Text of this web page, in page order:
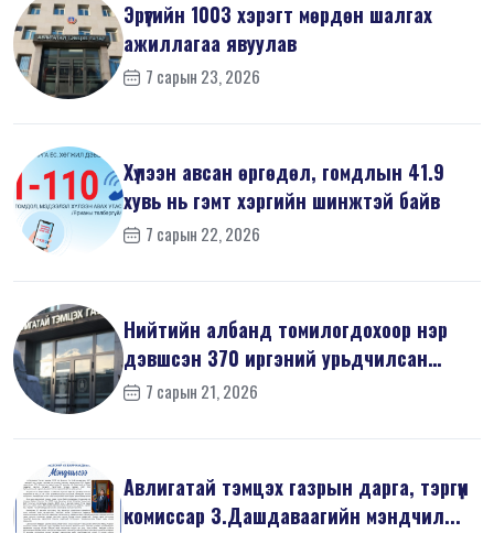
Эрүүгийн 1003 хэрэгт мөрдөн шалгах
ажиллагаа явуулав
7 сарын 23, 2026
Хүлээн авсан өргөдөл, гомдлын 41.9
хувь нь гэмт хэргийн шинжтэй байв
7 сарын 22, 2026
Нийтийн албанд томилогдохоор нэр
дэвшсэн 370 иргэний урьдчилсан
мэдүүл...
7 сарын 21, 2026
Авлигатай тэмцэх газрын дарга, тэргүүн
комиссар З.Дашдаваагийн мэндчил...